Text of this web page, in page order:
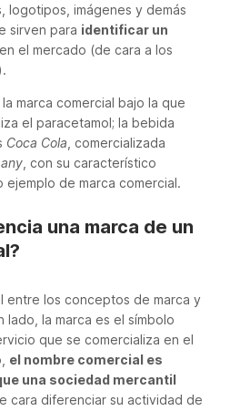
logotipos, imágenes y demás
sirven para identificar un
en el mercado (de cara a los
marca comercial bajo la que
el paracetamol; la bebida
Coca Cola , comercializada
, con su característico
de marca comercial.
una marca de un
entre los conceptos de marca y
lado, la marca es el símbolo
que se comercializa en el
el nombre comercial es
una sociedad mercantil
cara diferenciar su actividad de